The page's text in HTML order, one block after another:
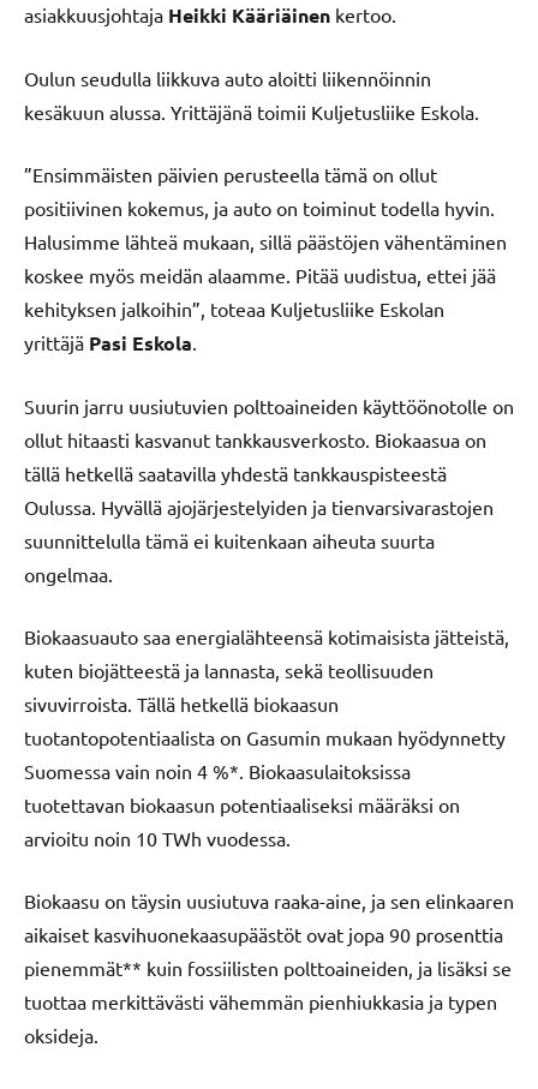
asiakkuusjohtaja Heikki Kääriäinen kertoo.
Oulun seudulla liikkuva auto aloitti liikennöinnin
kesäkuun alussa. Yrittäjänä toimii Kuljetusliike Eskola.
”Ensimmäisten päivien perusteella tämä on ollut
positiivinen kokemus, ja auto on toiminut todella hyvin.
Halusimme lähteä mukaan, sillä päästöjen vähentäminen
koskee myös meidän alaamme. Pitää uudistua, ettei jää
kehityksen jalkoihin”, toteaa Kuljetusliike Eskolan
yrittäjä Pasi Eskola
Suurin jarru uusiutuvien polttoaineiden käyttöönotolle on
ollut hitaasti kasvanut tankkausverkosto. Biokaasua on
tällä hetkellä saatavilla yhdestä tankkauspisteestä
Oulussa. Hyvällä ajojärjestelyiden ja tienvarsivarastojen
suunnittelulla tämä ei kuitenkaan aiheuta suurta
ongelmaa.
Biokaasuauto saa energialähteensä kotimaisista jätteistä,
kuten biojätteestä ja lannasta, sekä teollisuuden
sivuvirroista. Tällä hetkellä biokaasun
tuotantopotentiaalista on Gasumin mukaan hyödynnetty
Suomessa vain noin 4 %*. Biokaasulaitoksissa
tuotettavan biokaasun potentiaaliseksi määräksi on
arvioitu noin 10 TWh vuodessa.
Biokaasu on täysin uusiutuva raaka-aine, ja sen elinkaaren
aikaiset kasvihuonekaasupäästöt ovat jopa 90 prosenttia
pienemmät** kuin fossiilisten polttoaineiden, ja lisäksi se
tuottaa merkittävästi vähemmän pienhiukkasia ja typen
oksideja.